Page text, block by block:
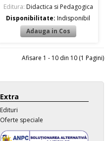
Editura: Didactica si Pedagogica
Disponibilitate:Indisponibil
Afisare 1 - 10 din 10 (1 Pagini)
Extra
Edituri
Oferte speciale